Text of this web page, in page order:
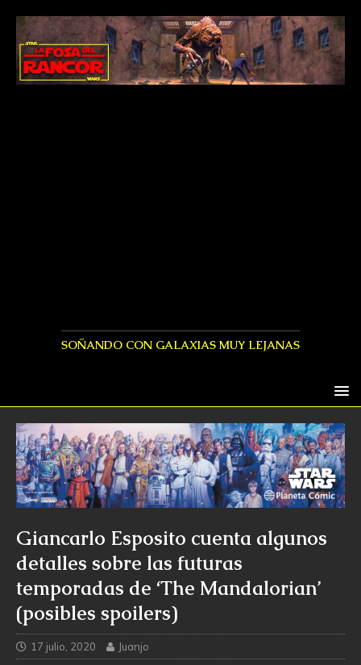
SOÑANDO CON GALAXIAS MUY LEJANAS
Giancarlo Esposito cuenta algunos
detalles sobre las futuras
temporadas de ‘The Mandalorian’
(posibles spoilers)
17 julio, 2020 Juanjo